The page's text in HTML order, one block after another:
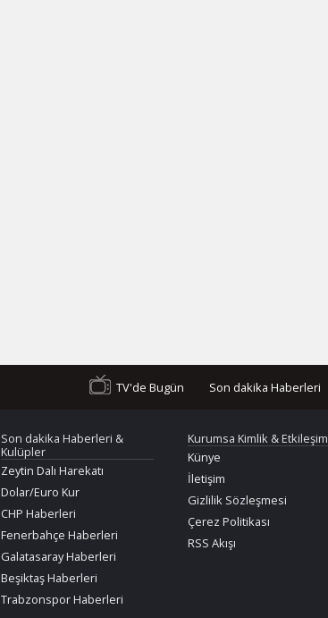
TV'de Bugün Son dakika Haberleri
Son dakika Haberleri &
Kulüpler
Zeytin Dalı Harekatı
Dolar/Euro Kur
CHP Haberleri
Fenerbahçe Haberleri
Galatasaray Haberleri
Beşiktaş Haberleri
Trabzonspor Haberleri
Kurumsa Kimlik & Etkileşim
Künye
İletişim
Gizlilik Sözleşmesi
Çerez Politikası
RSS Akışı